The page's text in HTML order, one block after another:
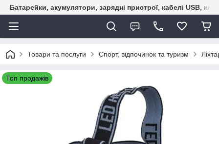
Батарейки, акумулятори, зарядні пристрої, кабелі USB,
Товари та послуги Спорт, відпочинок та туризм
Топ продажів